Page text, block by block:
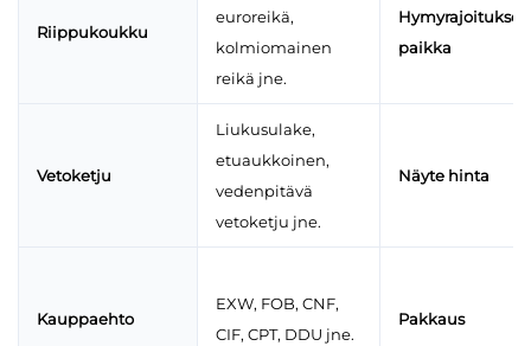
Riippukoukku
euroreikä,
kolmiomainen
reikä jne.
Hymyrajoituksen
paikka
Vetoketju
Liukusulake,
etuaukkoinen,
vedenpitävä
vetoketju jne.
Näyte hinta
Kauppaehto
EXW, FOB, CNF,
CIF, CPT, DDU jne.
Pakkaus